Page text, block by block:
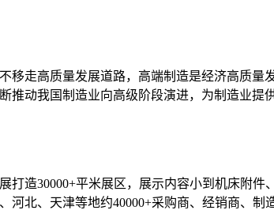
移走高质量发展道路，高端制造是经济高质
推动我国制造业向高级阶段演进，为制造业提
打造30000+平米展区，展示内容小到机床附
河北、天津等地约40000+采购商、经销商、